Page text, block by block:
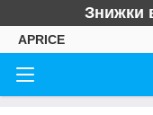
Знижки
APRICE